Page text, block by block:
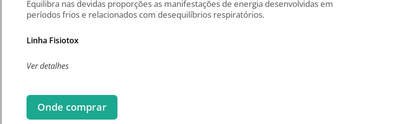
Equilibra nas devidas proporções as manifestações de energia desenvolvidas em
períodos frios e relacionados com desequilíbrios respiratórios.
Linha Fisiotox
Ver detalhes
Onde comprar